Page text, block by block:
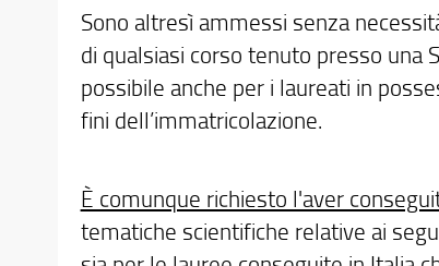
Sono altresì ammessi senza
di qualsiasi corso tenuto presso una
possibile anche per i laureati in
fini dell’immatricolazione.
È comunque richiesto l'aver
tematiche scientifiche relative ai